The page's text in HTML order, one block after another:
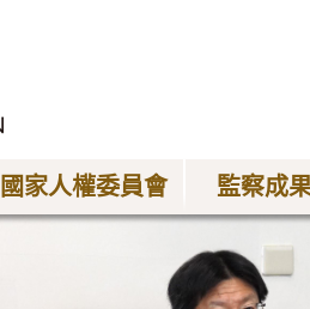
國家人權委員會 監察成